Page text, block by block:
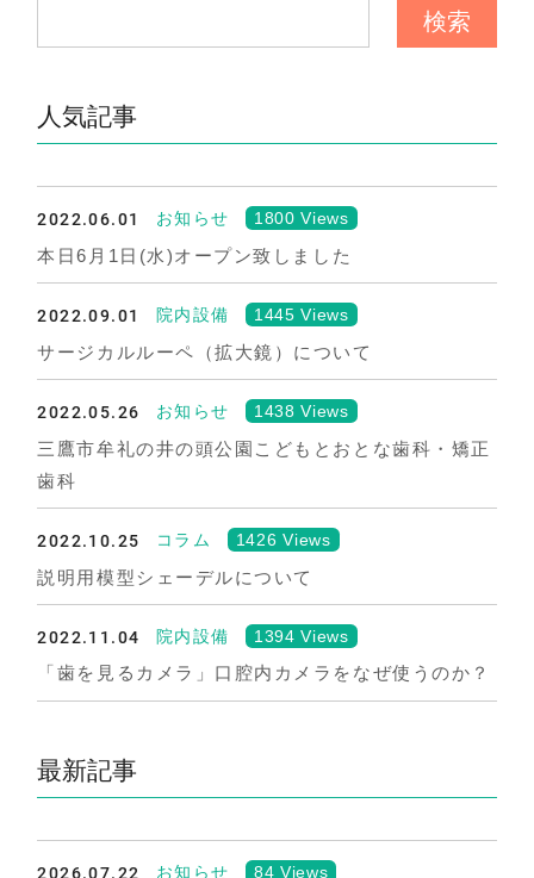
人気記事
2022.06.01 お知らせ 1800 Views
本日6月1日(水)オープン致しました
2022.09.01 院内設備 1445 Views
サージカルルーペ（拡大鏡）について
2022.05.26 お知らせ 1438 Views
三鷹市牟礼の井の頭公園こどもとおとな歯科・矯正
歯科
2022.10.25 コラム 1426 Views
説明用模型シェーデルについて
2022.11.04 院内設備 1394 Views
「歯を見るカメラ」口腔内カメラをなぜ使うのか？
最新記事
2026.07.22 お知らせ 84 Views